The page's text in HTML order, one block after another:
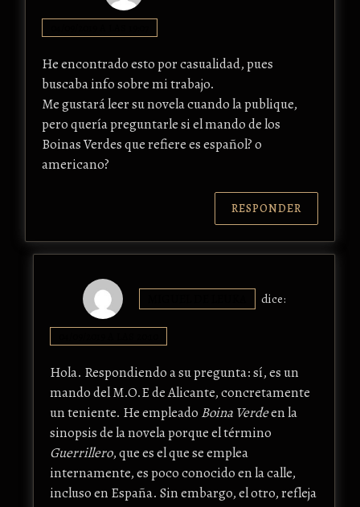
He encontrado esto por casualidad, pues
buscaba info sobre mi trabajo.
Me gustará leer su novela cuando la publique,
pero quería preguntarle si el mando de los
Boinas Verdes que refiere es español? o
americano?
RESPONDER
dice:
Hola. Respondiendo a su pregunta: sí, es un
mando del M.O.E de Alicante, concretamente
un teniente. He empleado Boina Verdeen la
sinopsis de la novela porque el término
Guerrillero, que es el que se emplea
internamente, es poco conocido en la calle,
incluso en España. Sin embargo, el otro, refleja